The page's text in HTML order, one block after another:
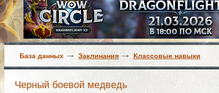
База данных Заклинания Классовые навыки
Черный боевой медведь